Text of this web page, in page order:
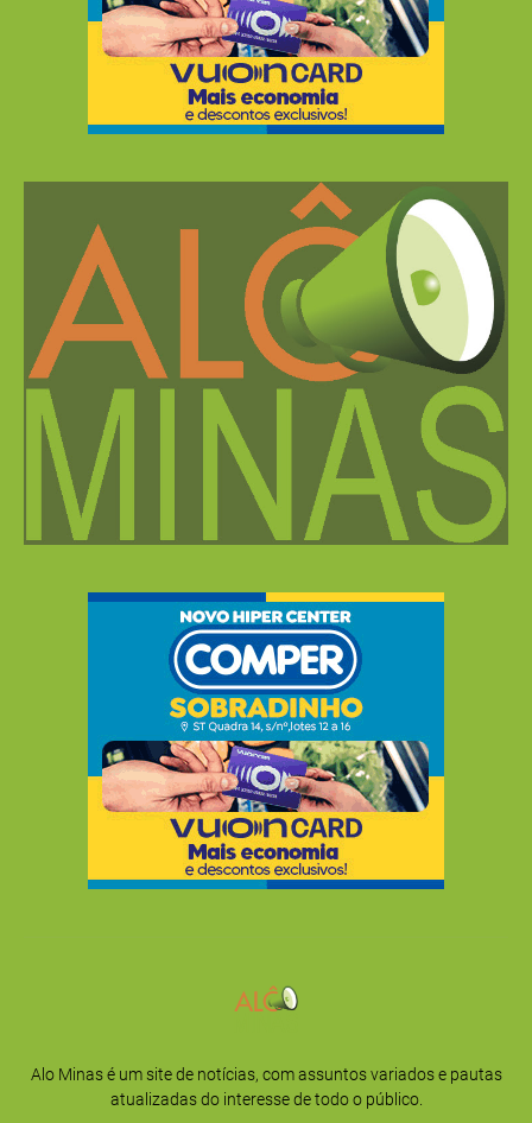
Alo Minas é um site de notícias, com assuntos variados e pautas
atualizadas do interesse de todo o público.